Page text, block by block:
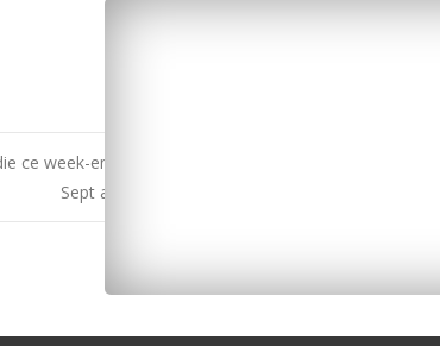
ce week-end à Marennes
Sept ans après Xynthia, le risque est encore